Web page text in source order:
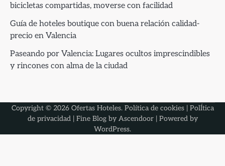
bicicletas compartidas, moverse con facilidad
Guía de hoteles boutique con buena relación calidad-
precio en Valencia
Paseando por Valencia: Lugares ocultos imprescindibles
y rincones con alma de la ciudad
Copyright © 2026 Ofertas Hoteles. Política de cookies| PolÍtica
de privacidad| Fine Blog by Ascendoor| Powered by
WordPress.